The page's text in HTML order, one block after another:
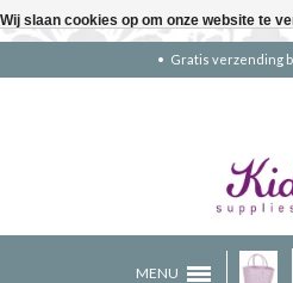
Gratis verzending
MENU
Wij slaan cookies op om onze website te